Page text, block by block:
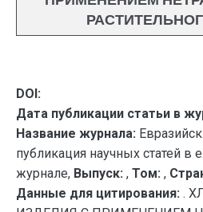
DOI:
Дата публикации статьи в
Название журнала:
публикация научных статей
журнале, Выпуск: , Том: ,
Данные для цитирования: .